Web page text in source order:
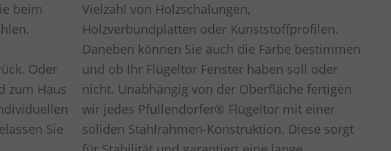
beim
Oder
zum Haus
Sie
Vielzahl von Holzschalungen,
Holzverbundplatten oder Kunststoffprofilen.
Daneben können Sie auch die Farbe bestimmen
und ob Ihr Flügeltor Fenster haben soll oder
nicht. Unabhängig von der Oberfläche fertigen
wir jedes Pfullendorfer® Flügeltor mit einer
soliden Stahlrahmen-Konstruktion. Diese sorgt